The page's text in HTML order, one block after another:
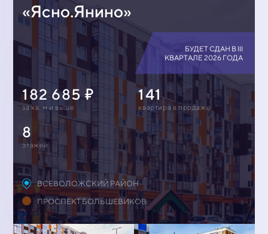
«Ясно.Янино»
БУДЕТ СДАН В III
КВАРТАЛЕ 2026 ГОДА
182 685
за кв. м и выше
141
квартирa в продаже
8
этажей
ВСЕВОЛОЖСКИЙ РАЙОН
ПРОСПЕКТ БОЛЬШЕВИКОВ